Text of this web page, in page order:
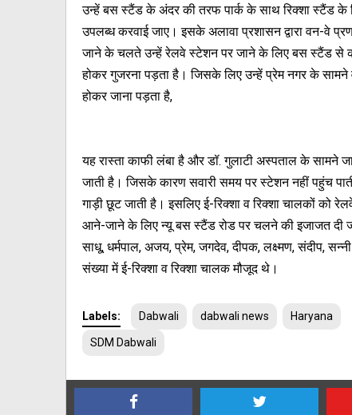
उन्हें बस स्टैंड के अंदर की तरफ पार्क के साथ रिक्शा स्टैंड के
उपलब्ध करवाई जाए। इसके अलावा प्रशासन द्वारा वन-वे
जाने के चलते उन्हें रेलवे स्टेशन पर जाने के लिए बस स्टैंड से
होकर गुजरना पड़ता है। जिसके लिए उन्हें प्रेम नगर के
होकर जाना पड़ता है,
यह रास्ता काफी लंबा है और डॉ. गुलाटी अस्पताल के सामने
जाती है। जिसके कारण सवारी समय पर स्टेशन नहीं पहुंच
गाड़ी छूट जाती है। इसलिए ई-रिक्शा व रिक्शा चालकों को
आने-जाने के लिए न्यू बस स्टैंड रोड पर चलने की इजाजत दी
साधू, धर्मपाल, अजय, प्रेम, जगदेव, दीपक, लक्ष्मण, संदीप,
संख्या में ई-रिक्शा व रिक्शा चालक मौजूद थे।
Labels: Dabwali dabwali news Haryana
SDM Dabwali